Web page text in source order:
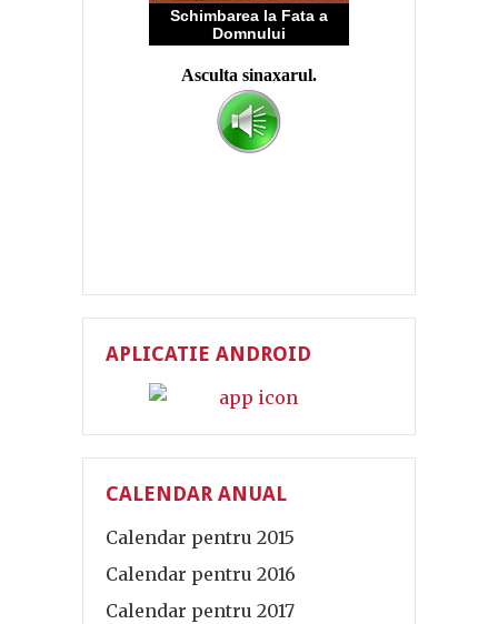
APLICATIE ANDROID
CALENDAR ANUAL
Calendar pentru 2015
Calendar pentru 2016
Calendar pentru 2017